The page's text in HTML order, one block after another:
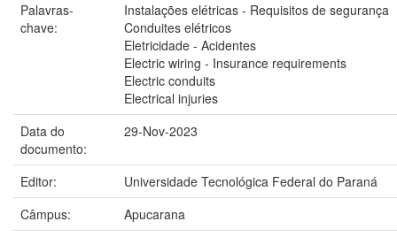
Palavras-
chave:
Instalações elétricas - Requisitos de segurança
Conduites elétricos
Eletricidade - Acidentes
Electric wiring - Insurance requirements
Electric conduits
Electrical injuries
Data do
documento:
29-Nov-2023
Editor:
Universidade Tecnológica Federal do Paraná
Câmpus:
Apucarana